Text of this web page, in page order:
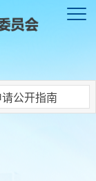
公开指南